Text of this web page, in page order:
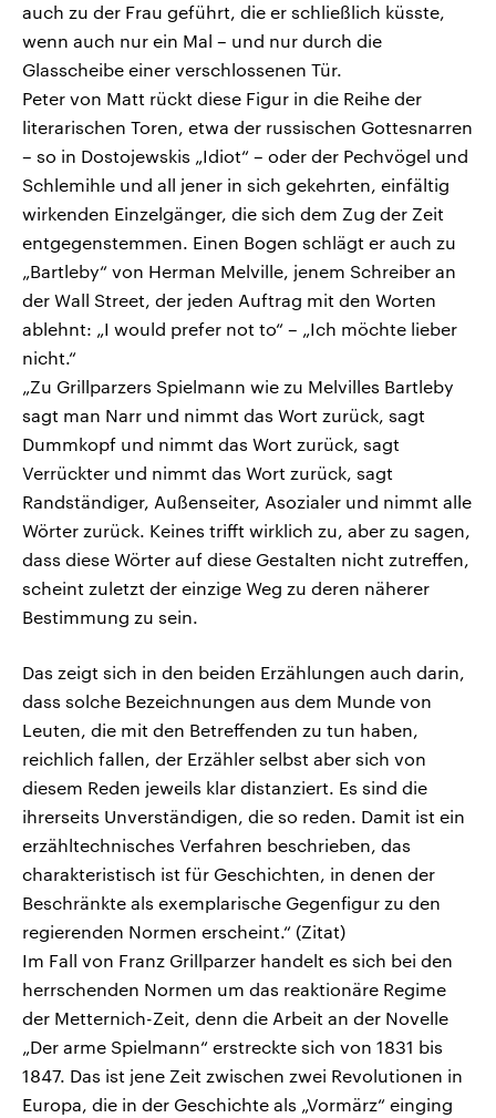
auch zu der Frau geführt, die er schließlich küsste,
wenn auch nur ein Mal – und nur durch die
Glasscheibe einer verschlossenen Tür.
Peter von Matt rückt diese Figur in die Reihe der
literarischen Toren, etwa der russischen Gottesnarren
– so in Dostojewskis „Idiot“ – oder der Pechvögel und
Schlemihle und all jener in sich gekehrten, einfältig
wirkenden Einzelgänger, die sich dem Zug der Zeit
entgegenstemmen. Einen Bogen schlägt er auch zu
„Bartleby“ von Herman Melville, jenem Schreiber an
der Wall Street, der jeden Auftrag mit den Worten
ablehnt: „I would prefer not to“ – „Ich möchte lieber
nicht.“
„Zu Grillparzers Spielmann wie zu Melvilles Bartleby
sagt man Narr und nimmt das Wort zurück, sagt
Dummkopf und nimmt das Wort zurück, sagt
Verrückter und nimmt das Wort zurück, sagt
Randständiger, Außenseiter, Asozialer und nimmt alle
Wörter zurück. Keines trifft wirklich zu, aber zu sagen,
dass diese Wörter auf diese Gestalten nicht zutreffen,
scheint zuletzt der einzige Weg zu deren näherer
Bestimmung zu sein.
Das zeigt sich in den beiden Erzählungen auch darin,
dass solche Bezeichnungen aus dem Munde von
Leuten, die mit den Betreffenden zu tun haben,
reichlich fallen, der Erzähler selbst aber sich von
diesem Reden jeweils klar distanziert. Es sind die
ihrerseits Unverständigen, die so reden. Damit ist ein
erzähltechnisches Verfahren beschrieben, das
charakteristisch ist für Geschichten, in denen der
Beschränkte als exemplarische Gegenfigur zu den
regierenden Normen erscheint.“ (Zitat)
Im Fall von Franz Grillparzer handelt es sich bei den
herrschenden Normen um das reaktionäre Regime
der Metternich-Zeit, denn die Arbeit an der Novelle
„Der arme Spielmann“ erstreckte sich von 1831 bis
1847. Das ist jene Zeit zwischen zwei Revolutionen in
Europa, die in der Geschichte als „Vormärz“ einging